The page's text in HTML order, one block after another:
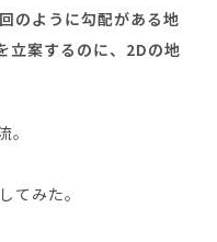
のように勾配がある地
立案するのに、2Dの地
。
てみた。